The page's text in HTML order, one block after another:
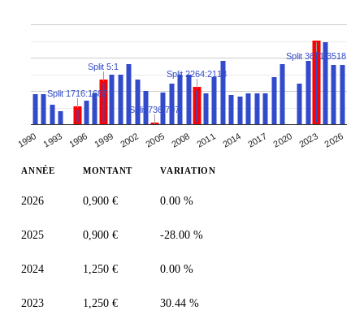
1990 1993 1996 1999 2002 2005 2008 2011 2014 2017 2020 2023 2026
Split 1716:1687
Split 5:1
Split 736:707
Split 2264:2113
Split 3671:3518
ANNÉE MONTANT VARIATION
2026 0,900 € 0.00 %
2025 0,900 € -28.00 %
2024 1,250 € 0.00 %
2023 1,250 € 30.44 %